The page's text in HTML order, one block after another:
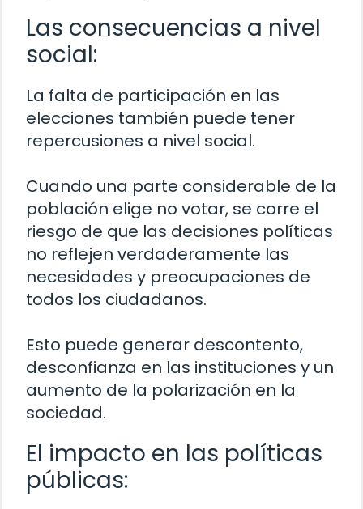
Las consecuencias a nivel
social:
La falta de participación en las
elecciones también puede tener
repercusiones a nivel social.
Cuando una parte considerable de la
población elige no votar, se corre el
riesgo de que las decisiones políticas
no reflejen verdaderamente las
necesidades y preocupaciones de
todos los ciudadanos.
Esto puede generar descontento,
desconfianza en las instituciones y un
aumento de la polarización en la
sociedad.
El impacto en las políticas
públicas: